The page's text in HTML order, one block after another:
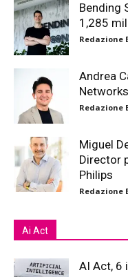
Bending
1,285
Redazione
Andrea
Networks
Redazione
Miguel
Director
Philips
Redazione
Ai Act
AI Act, 6